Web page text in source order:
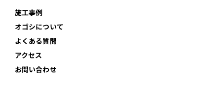
施工事例
オゴシについて
よくある質問
アクセス
お問い合わせ